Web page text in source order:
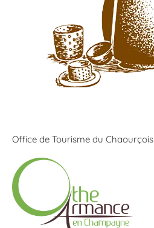
Office de Tourisme du Chaourçois